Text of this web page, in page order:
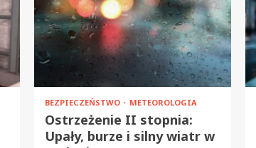
BEZPIECZEŃSTWO METEOROLOGIA
Ostrzeżenie II stopnia:
Upały, burze i silny wiatr w